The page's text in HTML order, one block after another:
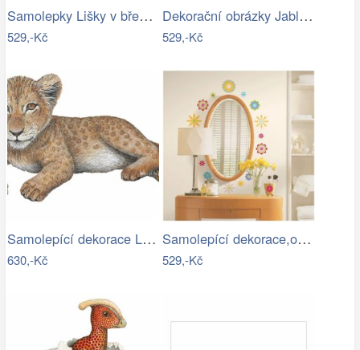
Samolepky Lišky v březovém háji
529,-Kč
Dekorační obrázky Jablíčka - samolepky
529,-Kč
Samolepící dekorace Lev mládě
630,-Kč
Samolepící dekorace,obrázky,samolepky…
529,-Kč